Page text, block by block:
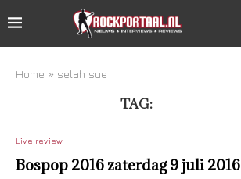
Home » selah sue
TAG:
Live review
Bospop 2016 zaterdag 9 juli 2016